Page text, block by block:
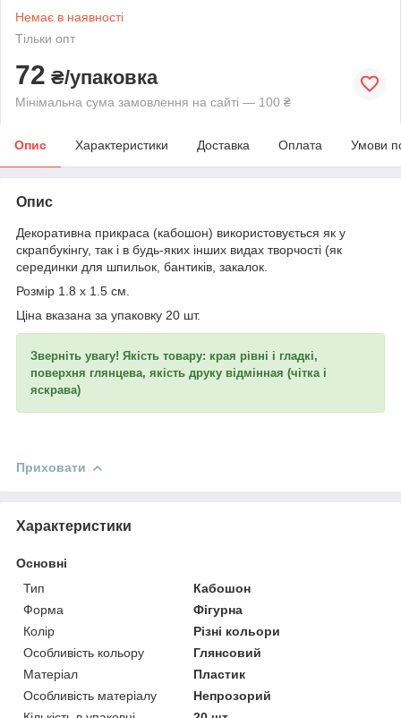
Немає в наявності
Тільки опт
72 ₴/упаковка
Мінімальна сума замовлення на сайті — 100 ₴
Опис Характеристики Доставка Оплата Умови
Опис
Декоративна прикраса (кабошон) використовується як у
скрапбукінгу, так і в будь-яких інших видах творчості (як
серединки для шпильок, бантиків, закалок.
Розмір 1.8 х 1.5 см.
Ціна вказана за упаковку 20 шт.
Зверніть увагу! Якість товару: края рівні і гладкі,
поверхня глянцева, якість друку відмінная (чітка і
яскрава)
Приховати
Характеристики
Основні
Тип
Кабошон
Форма
Фігурна
Колір
Різні кольори
Особливість кольору
Глянсовий
Матеріал
Пластик
Особливість матеріалу
Непрозорий